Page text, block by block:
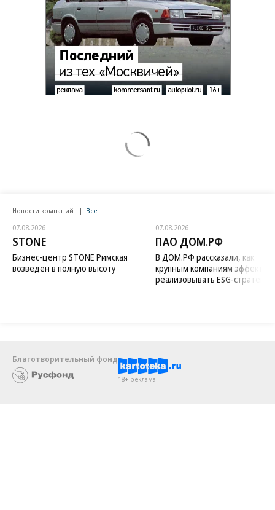
Новости компаний
07.08.2026
STONE
Бизнес-центр STONE Римская
07.08.2026
ПАО ДОМ.РФ
В ДОМ.РФ рассказали, как
крупным компаниям
Благотворительный фонд